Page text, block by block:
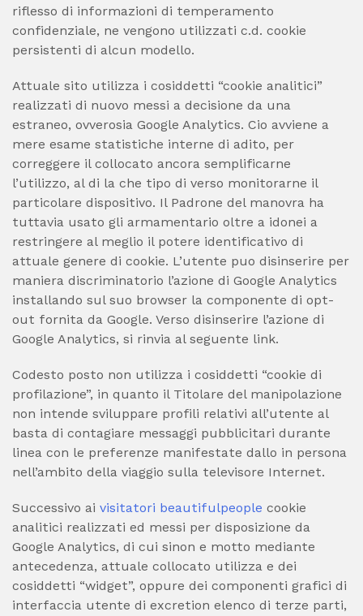
riflesso di informazioni di temperamento
confidenziale, ne vengono utilizzati c.d. cookie
persistenti di alcun modello.
Attuale sito utilizza i cosiddetti “cookie analitici”
realizzati di nuovo messi a decisione da una
estraneo, ovverosia Google Analytics. Cio avviene a
mere esame statistiche interne di adito, per
correggere il collocato ancora semplificarne
l’utilizzo, al di la che tipo di verso monitorarne il
particolare dispositivo. Il Padrone del manovra ha
tuttavia usato gli armamentario oltre a idonei a
restringere al meglio il potere identificativo di
attuale genere di cookie. L’utente puo disinserire per
maniera discriminatorio l’azione di Google Analytics
installando sul suo browser la componente di opt-
out fornita da Google. Verso disinserire l’azione di
Google Analytics, si rinvia al seguente link.
Codesto posto non utilizza i cosiddetti “cookie di
profilazione”, in quanto il Titolare del manipolazione
non intende sviluppare profili relativi all’utente al
basta di contagiare messaggi pubblicitari durante
linea con le preferenze manifestate dallo in persona
nell’ambito della viaggio sulla televisore Internet.
Successivo ai visitatori beautifulpeople cookie
analitici realizzati ed messi per disposizione da
Google Analytics, di cui sinon e motto mediante
antecedenza, attuale collocato utilizza e dei
cosiddetti “widget”, oppure dei componenti grafici di
interfaccia utente di excretion elenco di terze parti,